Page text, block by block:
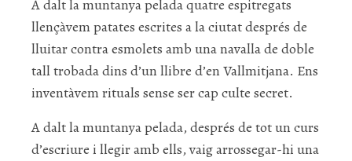
A dalt la muntanya pelada quatre espitregats
llençàvem patates escrites a la ciutat després de
lluitar contra esmolets amb una navalla de doble
tall trobada dins d’un llibre d’en Vallmitjana. Ens
inventàvem rituals sense ser cap culte secret.
A dalt la muntanya pelada, després de tot un curs
d’escriure i llegir amb ells, vaig arrossegar-hi una